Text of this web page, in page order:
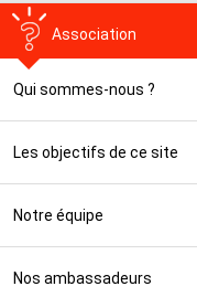
Association
Qui sommes-nous ?
Les objectifs de ce site
Notre équipe
Nos ambassadeurs